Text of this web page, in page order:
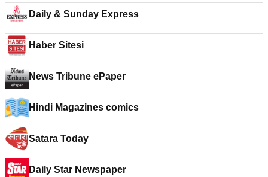
Daily & Sunday Express
Haber Sitesi
News Tribune ePaper
Hindi Magazines comics
Satara Today
Daily Star Newspaper